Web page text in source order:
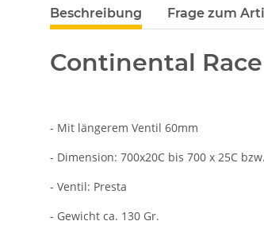
Beschreibung Frage zum
Continental
- Mit längerem Ventil 60mm
- Dimension: 700x20C bis 700 x 25C
- Ventil: Presta
- Gewicht ca. 130 Gr.